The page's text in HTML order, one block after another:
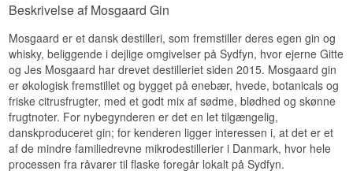
hindbær
Beskrivelse af Mosgaard Gin
Mosgaard er et dansk destilleri, som fremstiller deres egen gin og
whisky, beliggende i dejlige omgivelser på Sydfyn, hvor ejerne Gitte
og Jes Mosgaard har drevet destilleriet siden 2015. Mosgaard gin
er økologisk fremstillet og bygget på enebær, hvede, botanicals og
friske citrusfrugter, med et godt mix af sødme, blødhed og skønne
frugtnoter. For nybegynderen er det en let tilgængelig,
danskproduceret gin; for kenderen ligger interessen i, at det er et
af de mindre familiedrevne mikrodestillerier i Danmark, hvor hele
processen fra råvarer til flaske foregår lokalt på Sydfyn.